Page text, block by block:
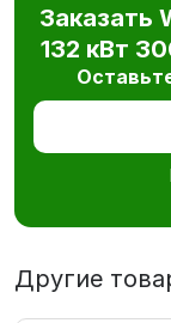
Заказать
132 кВт
Другие